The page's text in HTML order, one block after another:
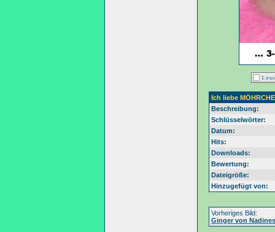
Ich liebe
Beschreibung:
Schlüsselwörter:
Datum:
Hits:
Downloads:
Bewertung:
Dateigröße:
Hinzugefügt von:
Vorheriges Bild:
Ginger von